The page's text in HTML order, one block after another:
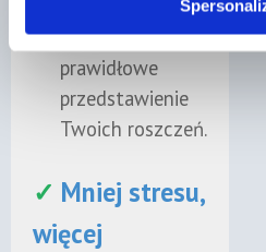
dokumenty do
sądu i zadba o
prawidłowe
przedstawienie
Twoich roszczeń.
✓ Mniej stresu,
więcej